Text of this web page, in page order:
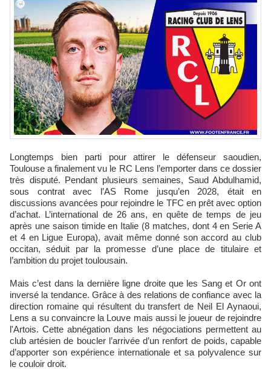
Longtemps bien parti pour attirer le défenseur saoudien,
Toulouse a finalement vu le RC Lens l’emporter dans ce dossier
très disputé. Pendant plusieurs semaines, Saud Abdulhamid,
sous contrat avec l’AS Rome jusqu’en 2028, était en
discussions avancées pour rejoindre le TFC en prêt avec option
d’achat. L’international de 26 ans, en quête de temps de jeu
après une saison timide en Italie (8 matches, dont 4 en Serie A
et 4 en Ligue Europa), avait même donné son accord au club
occitan, séduit par la promesse d’une place de titulaire et
l’ambition du projet toulousain.
Mais c’est dans la dernière ligne droite que les Sang et Or ont
inversé la tendance. Grâce à des relations de confiance avec la
direction romaine qui résultent du transfert de Neil El Aynaoui,
Lens a su convaincre la Louve mais aussi le joueur de rejoindre
l'Artois. Cette abnégation dans les négociations permettent au
club artésien de boucler l’arrivée d’un renfort de poids, capable
d’apporter son expérience internationale et sa polyvalence sur
le couloir droit.